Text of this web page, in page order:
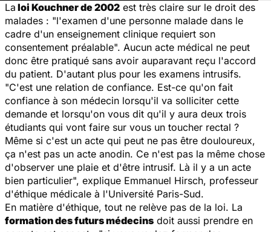
La loi Kouchner de 2002 est très claire sur le droit des
malades : "l'examen d'une personne malade dans le
cadre d'un enseignement clinique requiert son
consentement préalable". Aucun acte médical ne peut
donc être pratiqué sans avoir auparavant reçu l'accord
du patient. D'autant plus pour les examens intrusifs.
"C'est une relation de confiance. Est-ce qu'on fait
confiance à son médecin lorsqu'il va solliciter cette
demande et lorsqu'on vous dit qu'il y aura deux trois
étudiants qui vont faire sur vous un toucher rectal ?
Même si c'est un acte qui peut ne pas être douloureux,
ça n'est pas un acte anodin. Ce n'est pas la même chose
d'observer une plaie et d'être intrusif. Là il y a un acte
bien particulier", explique Emmanuel Hirsch, professeur
d'éthique médicale à l'Université Paris-Sud.
En matière d'éthique, tout ne relève pas de la loi. La
formation des futurs médecins doit aussi prendre en